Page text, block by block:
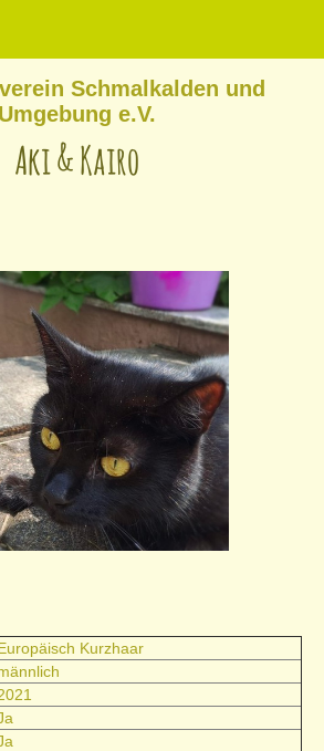
Schmalkalden und
Umgebung e.V.
Aki & Kairo
Kurzhaar